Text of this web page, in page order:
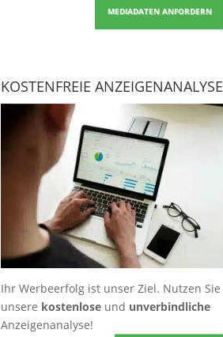
MEDIADATEN ANFORDERN
KOSTENFREIE ANZEIGENANALYSE
Ihr Werbeerfolg ist unser Ziel. Nutzen Sie
unsere kostenloseund unverbindliche
Anzeigenanalyse!